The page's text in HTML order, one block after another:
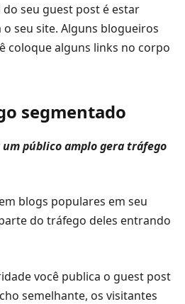
seu guest post é estar
seu site. Alguns blogueiros
coloque alguns links no corpo
segmentado
público amplo gera tráfego
blogs populares em seu
do tráfego deles entrando
você publica o guest post
semelhante, os visitantes